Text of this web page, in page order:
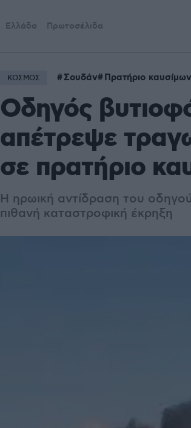
Ελλάδα Πρωτοσέλιδα
ΚΟΣΜΟΣ Σουδάν Πρατήριο καυσίμων
Οδηγός
απέτρεψε
σε πρατήριο
Η ηρωική αντίδραση του
πιθανή καταστροφική έκρηξη